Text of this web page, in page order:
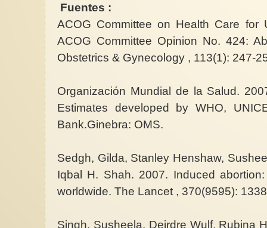
Fuentes :
ACOG Committee on Health Care for
ACOG Committee Opinion No. 424:
Obstetrics & Gynecology , 113(1): 247-
Organización Mundial de la Salud.
Estimates developed by WHO,
Bank.Ginebra: OMS.
Sedgh, Gilda, Stanley Henshaw,
Iqbal H. Shah. 2007. Induced
worldwide. The Lancet , 370(9595):
Singh, Susheela, Deirdre Wulf, Rubina